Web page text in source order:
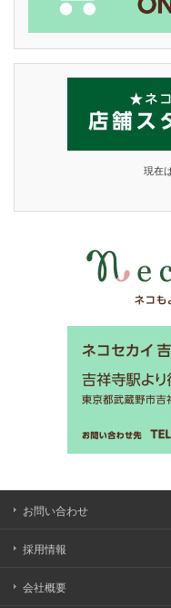
現在
お問い合わせ
採用情報
会社概要